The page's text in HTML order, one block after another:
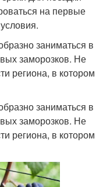
на первые
заниматься в
заморозков. Не
региона, в котором
заниматься в
заморозков. Не
региона, в котором